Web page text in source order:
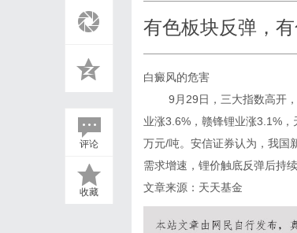
评论
收藏
有色板块反弹，
白癜风的危害
9月29日，三大指数高开，
业涨3.6%，赣锋锂业涨3.1%
万元/吨。安信证券认为，我国
需求增速，锂价触底反弹后持
文章来源：天天基金